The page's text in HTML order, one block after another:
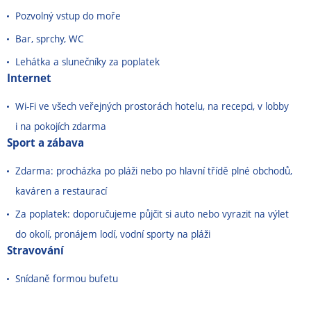
Pozvolný vstup do moře
Bar, sprchy, WC
Lehátka a slunečníky za poplatek
Internet
Wi-Fi ve všech veřejných prostorách hotelu, na recepci, v lobby
i na pokojích zdarma
Sport a zábava
Zdarma: procházka po pláži nebo po hlavní třídě plné obchodů,
kaváren a restaurací
Za poplatek: doporučujeme půjčit si auto nebo vyrazit na výlet
do okolí, pronájem lodí, vodní sporty na pláži
Stravování
Snídaně formou bufetu